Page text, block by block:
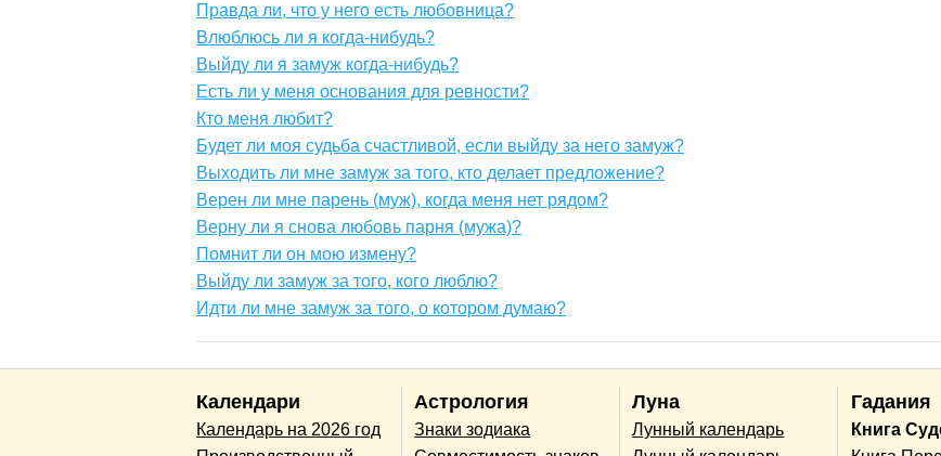
Правда ли, что у него есть любовница?
Влюблюсь ли я когда-нибудь?
Выйду ли я замуж когда-нибудь?
Есть ли у меня основания для ревности?
Кто меня любит?
Будет ли моя судьба счастливой, если выйду за него замуж?
Выходить ли мне замуж за того, кто делает предложение?
Верен ли мне парень (муж), когда меня нет рядом?
Верну ли я снова любовь парня (мужа)?
Помнит ли он мою измену?
Выйду ли замуж за того, кого люблю?
Идти ли мне замуж за того, о котором думаю?
Календари
Календарь на 2026 год
Астрология
Знаки зодиака
Луна
Лунный календарь
Гадания
Книга